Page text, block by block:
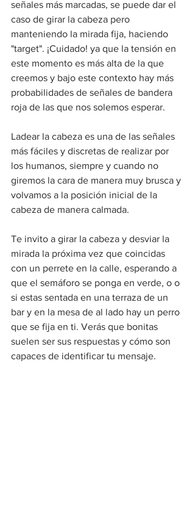
señales más marcadas, se puede dar el
caso de girar la cabeza pero
manteniendo la mirada fija, haciendo
"target". ¡Cuidado! ya que la tensión en
este momento es más alta de la que
creemos y bajo este contexto hay más
probabilidades de señales de bandera
roja de las que nos solemos esperar.
Ladear la cabeza es una de las señales
más fáciles y discretas de realizar por
los humanos, siempre y cuando no
giremos la cara de manera muy brusca y
volvamos a la posición inicial de la
cabeza de manera calmada.
Te invito a girar la cabeza y desviar la
mirada la próxima vez que coincidas
con un perrete en la calle, esperando a
que el semáforo se ponga en verde, o o
si estas sentada en una terraza de un
bar y en la mesa de al lado hay un perro
que se fija en ti. Verás que bonitas
suelen ser sus respuestas y cómo son
capaces de identificar tu mensaje.